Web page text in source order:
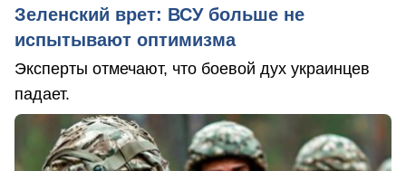
Зеленский врет: ВСУ больше не
испытывают оптимизма
Эксперты отмечают, что боевой дух украинцев
падает.